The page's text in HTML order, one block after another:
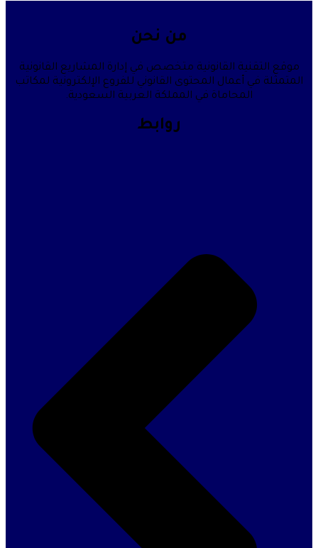
القانونية متخصص في إدارة المشاريع القانونية
أعمال المحتوى القانوني للفروع الإلكترونية لمكاتب
المحاماة في المملكة العربية السعودية.